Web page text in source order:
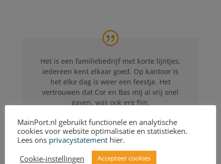
Het is een familiebedrijf met korte lijntjes,
iedereen kent elkaar goed. Op kantoor is
het elke dag is weer een feestje. Het
vertrouwen dat Cor en Bas mij al vrij snel
gaven, was ook erg fijn.
Wouter Stam
projectleider support
MainPort.nl gebruikt functionele en analytische
cookies voor website optimalisatie en statistieken.
Lees ons privacystatement hier.
Cookie-instellingen
Accepteer cookies